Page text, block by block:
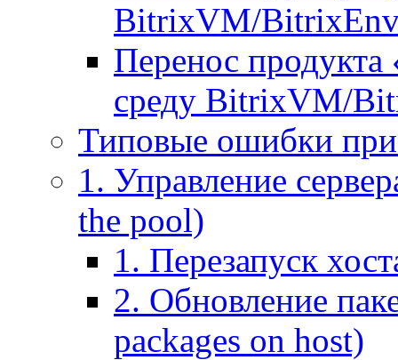
BitrixVM/
Перенос
среду BitrixVM/
Типовые ошибки при
1. Управление
the pool)
1. Перезапуск
2. Обновление
packages on host)